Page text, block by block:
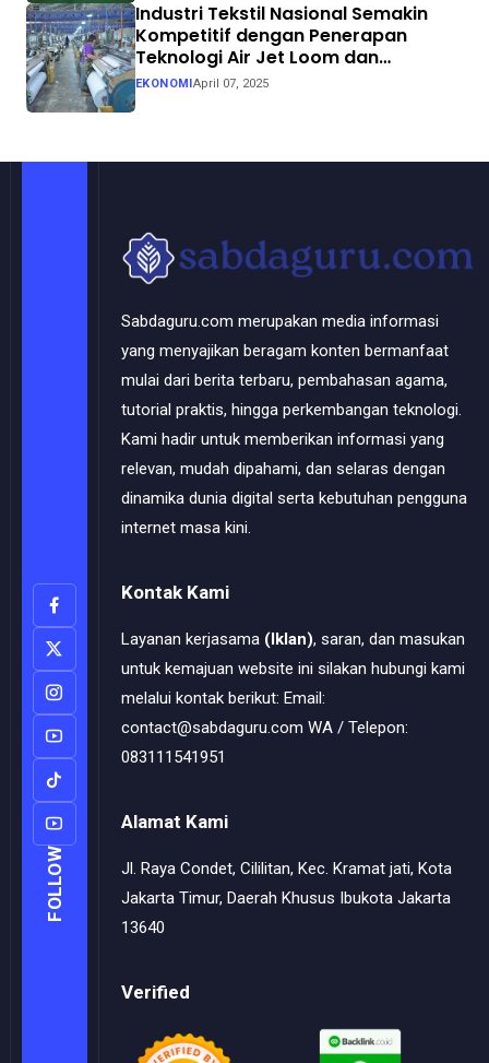
Industri Tekstil Nasional Semakin
Kompetitif dengan Penerapan
Teknologi Air Jet Loom dan
Continuous Dyeing di CV. Garuda
Solo Perkasa
EKONOMIApril 07, 2025
FOLLOW
Sabdaguru.com merupakan media informasi
yang menyajikan beragam konten bermanfaat
mulai dari berita terbaru, pembahasan agama,
tutorial praktis, hingga perkembangan teknologi.
Kami hadir untuk memberikan informasi yang
relevan, mudah dipahami, dan selaras dengan
dinamika dunia digital serta kebutuhan pengguna
internet masa kini.
Kontak Kami
Layanan kerjasama (Iklan), saran, dan masukan
untuk kemajuan website ini silakan hubungi kami
melalui kontak berikut: Email:
contact@sabdaguru.com WA / Telepon:
083111541951
Alamat Kami
Jl. Raya Condet, Cililitan, Kec. Kramat jati, Kota
Jakarta Timur, Daerah Khusus Ibukota Jakarta
13640
Verified